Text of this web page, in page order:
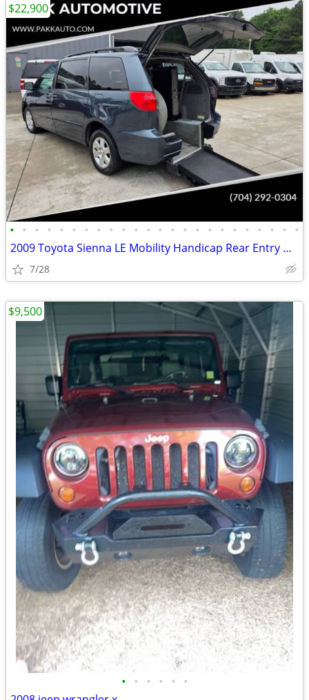
• • • • • • • • • • • • • • • • • • • • • • • •
2009 Toyota Sienna LE Mobility Handicap Rear Entry Wheelchair Ramp Van
7/28
$22,900
• • • • • •
$9,500